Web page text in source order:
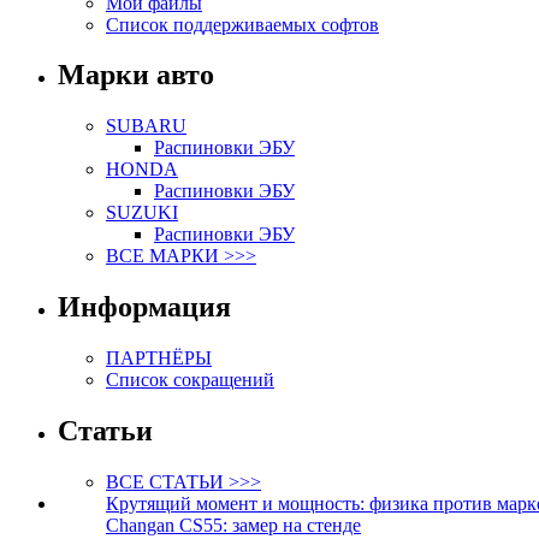
Список поддерживаемых софтов
Марки авто
SUBARU
Распиновки ЭБУ
HONDA
Распиновки ЭБУ
SUZUKI
Распиновки ЭБУ
ВСЕ МАРКИ >>>
Информация
ПАРТНЁРЫ
Список сокращений
Статьи
ВСЕ СТАТЬИ >>>
Крутящий момент и мощность: физика против
Changan CS55: замер на стенде